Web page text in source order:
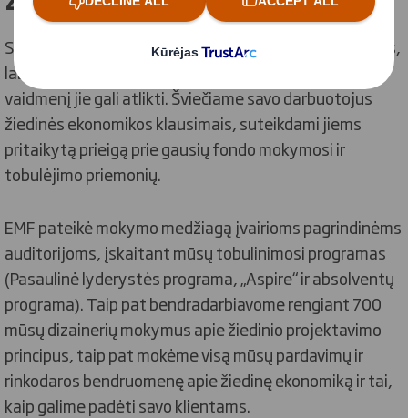
Siekiant paspartinti perėjimą prie žiedinės ekonomikos,
labai svarbu, kad žmonės žinotų, ką tai reiškia ir kokį
vaidmenį jie gali atlikti. Šviečiame savo darbuotojus
žiedinės ekonomikos klausimais, suteikdami jiems
pritaikytą prieigą prie gausių fondo mokymosi ir
tobulėjimo priemonių.
EMF pateikė mokymo medžiagą įvairioms pagrindinėms
auditorijoms, įskaitant mūsų tobulinimosi programas
(Pasaulinė lyderystės programa, „Aspire“ ir absolventų
programa). Taip pat bendradarbiavome rengiant 700
mūsų dizainerių mokymus apie žiedinio projektavimo
principus, taip pat mokėme visą mūsų pardavimų ir
rinkodaros bendruomenę apie žiedinę ekonomiką ir tai,
kaip galime padėti savo klientams.